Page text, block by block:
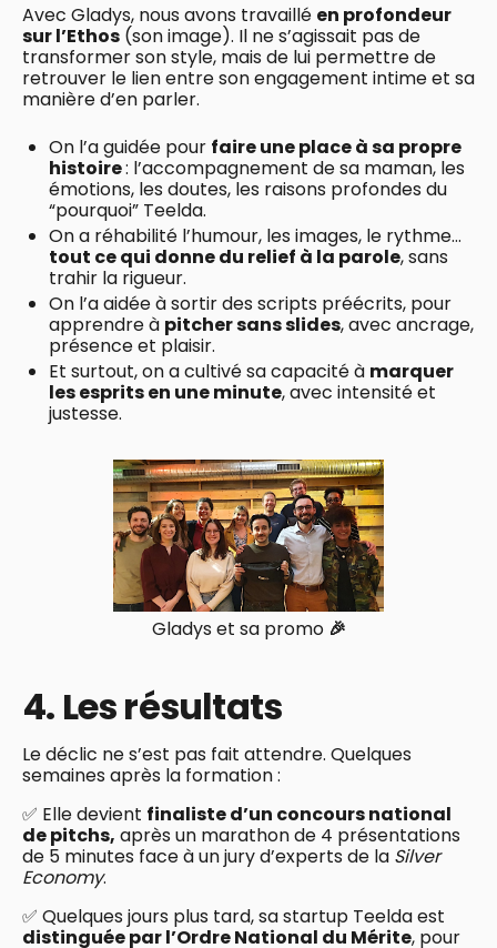
Avec Gladys, nous avons travaillé en profondeur
sur l’Ethos (son image). Il ne s’agissait pas de
transformer son style, mais de lui permettre de
retrouver le lien entre son engagement intime et sa
manière d’en parler.
On l’a guidée pour faire une place à sa propre
histoire: l’accompagnement de sa maman, les
émotions, les doutes, les raisons profondes du
“pourquoi” Teelda.
On a réhabilité l’humour, les images, le rythme…
tout ce qui donne du relief à la parole, sans
trahir la rigueur.
On l’a aidée à sortir des scripts préécrits, pour
apprendre à pitcher sans slides, avec ancrage,
présence et plaisir.
Et surtout, on a cultivé sa capacité à marquer
les esprits en une minute, avec intensité et
justesse.
Gladys et sa promo 🎉
4. Les résultats
Le déclic ne s’est pas fait attendre. Quelques
semaines après la formation :
✅ Elle devient finaliste d’un concours national
de pitchs, après un marathon de 4 présentations
de 5 minutes face à un jury d’experts de la Silver
Economy.
✅ Quelques jours plus tard, sa startup Teelda est
distinguée par l’Ordre National du Mérite, pour